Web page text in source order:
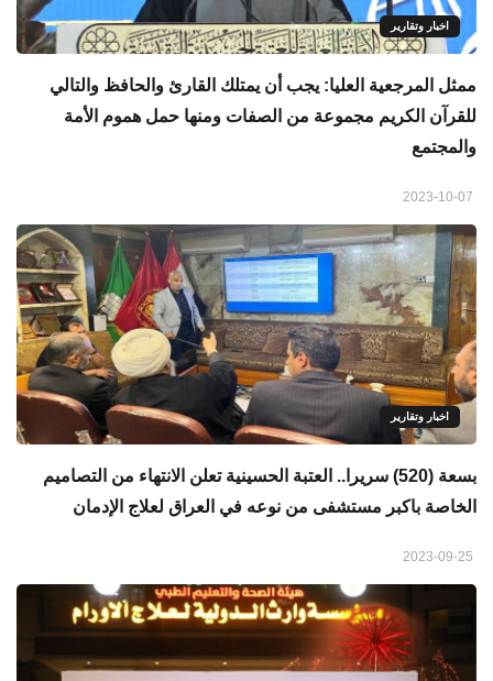
اخبار وتقارير
ممثل المرجعية العليا: يجب أن يمتلك القارئ والحافظ والتالي
للقرآن الكريم مجموعة من الصفات ومنها حمل هموم الأمة
والمجتمع
اخبار وتقارير
بسعة (520) سريرا.. العتبة الحسينية تعلن الانتهاء من التصاميم
الخاصة باكبر مستشفى من نوعه في العراق لعلاج الإدمان